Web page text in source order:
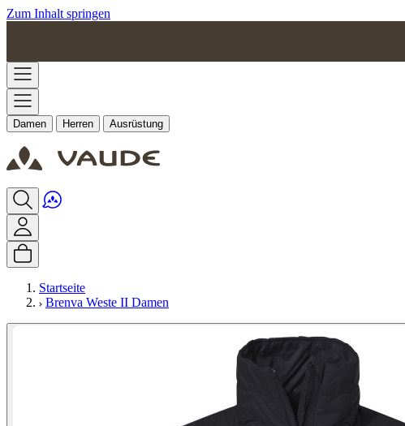
Zum Inhalt springen
Damen Herren Ausrüstung
Startseite
Brenva Weste II Damen